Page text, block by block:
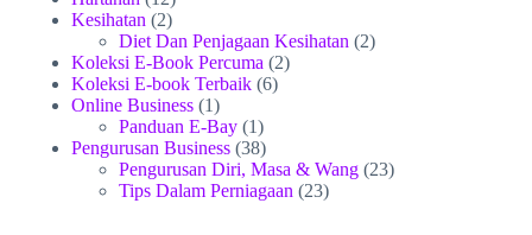
Kesihatan (2)
Diet Dan Penjagaan Kesihatan (2)
Koleksi E-Book Percuma (2)
Koleksi E-book Terbaik (6)
Online Business (1)
Panduan E-Bay (1)
Pengurusan Business (38)
Pengurusan Diri, Masa & Wang (23)
Tips Dalam Perniagaan (23)